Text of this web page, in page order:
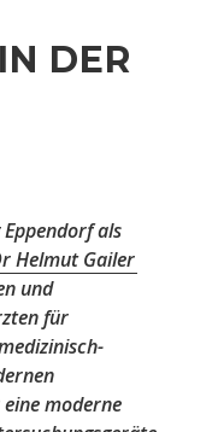
DER
als
Helmut Gailer
und
für
moderne